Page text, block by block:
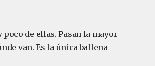
de ellas. Pasan la mayor
van. Es la única ballena